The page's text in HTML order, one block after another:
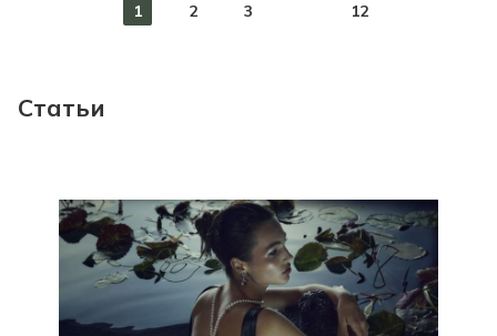
1 2 3 12
Статьи